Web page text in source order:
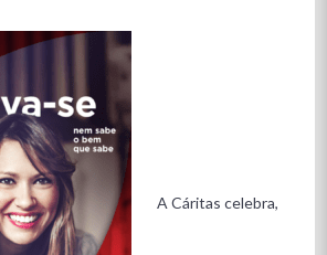
A Cáritas celebra,